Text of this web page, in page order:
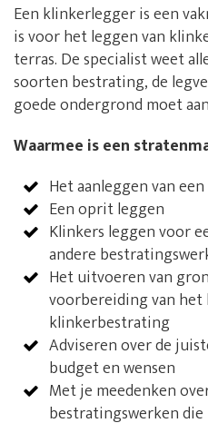
Een klinkerlegger is een
is voor het leggen van
terras. De specialist weet
soorten bestrating, de
goede ondergrond moet
Waarmee is een
Het aanleggen van
Een oprit leggen
Klinkers leggen voor
andere
Het uitvoeren van
voorbereiding van het
klinkerbestrating
Adviseren over de
budget en wensen
Met je meedenken
bestratingswerken